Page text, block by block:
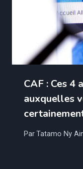
CAF : Ces 4
auxquelles
ParTatamo Ny